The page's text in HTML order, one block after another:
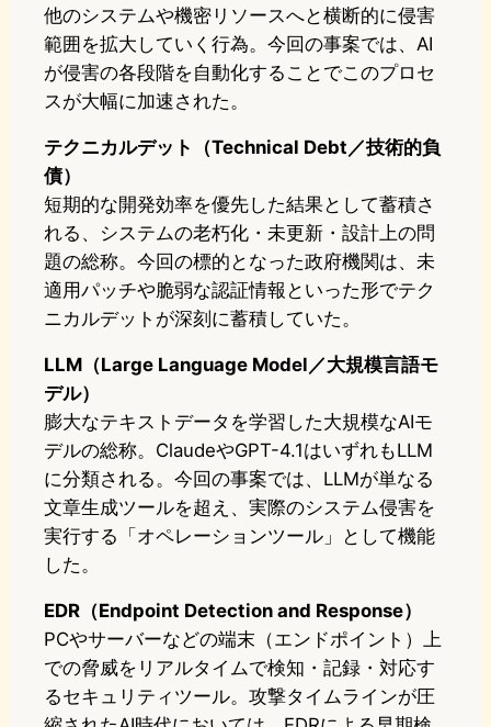
他のシステムや機密リソースへと横断的に侵害
範囲を拡大していく行為。今回の事案では、AI
が侵害の各段階を自動化することでこのプロセ
スが大幅に加速された。
テクニカルデット（Technical Debt／技術的負
債）
短期的な開発効率を優先した結果として蓄積さ
れる、システムの老朽化・未更新・設計上の問
題の総称。今回の標的となった政府機関は、未
適用パッチや脆弱な認証情報といった形でテク
ニカルデットが深刻に蓄積していた。
LLM（Large Language Model／大規模言語モ
デル）
膨大なテキストデータを学習した大規模なAIモ
デルの総称。ClaudeやGPT-4.1はいずれもLLM
に分類される。今回の事案では、LLMが単なる
文章生成ツールを超え、実際のシステム侵害を
実行する「オペレーションツール」として機能
した。
EDR（Endpoint Detection and Response）
PCやサーバーなどの端末（エンドポイント）上
での脅威をリアルタイムで検知・記録・対応す
るセキュリティツール。攻撃タイムラインが圧